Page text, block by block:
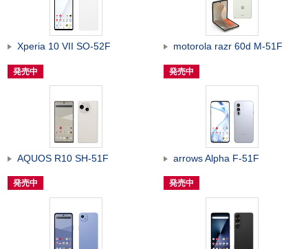
Xperia 10 VII SO-52F
発売中
motorola razr 60d M-51F
発売中
AQUOS R10 SH-51F
発売中
arrows Alpha F-51F
発売中